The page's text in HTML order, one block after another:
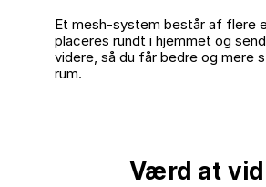
Et mesh-system består af flere
placeres rundt i hjemmet og
videre, så du får bedre og mere
rum.
Værd at